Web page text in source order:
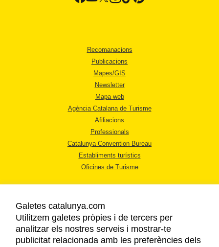
Recomanacions
Publicacions
Mapes/GIS
Newsletter
Mapa web
Agència Catalana de Turisme
Afiliacions
Professionals
Catalunya Convention Bureau
Establiments turístics
Oficines de Turisme
AVÍS LEGAL
Galetes catalunya.com
Utilitzem galetes pròpies i de tercers per
analitzar els nostres serveis i mostrar-te
publicitat relacionada amb les preferències dels